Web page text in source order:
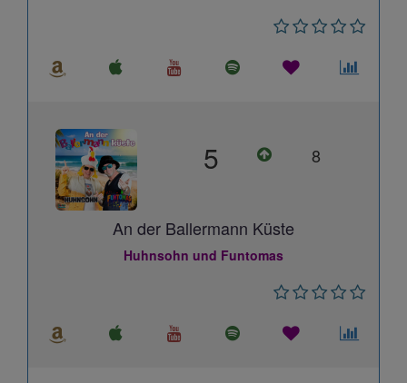
5 8
An der Ballermann Küste
Huhnsohn und Funtomas